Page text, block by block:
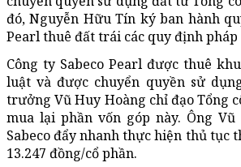
đó, Nguyễn Hữu Tín ký ban hành
Pearl thuê đất trái các quy định pháp
Công ty Sabeco Pearl được thuê
luật và được chuyển quyền sử
trưởng Vũ Huy Hoàng chỉ đạo Tổng
mua lại phần vốn góp này. Ông
Sabeco đẩy nhanh thực hiện thủ tục
13.247 đồng/cổ phần.